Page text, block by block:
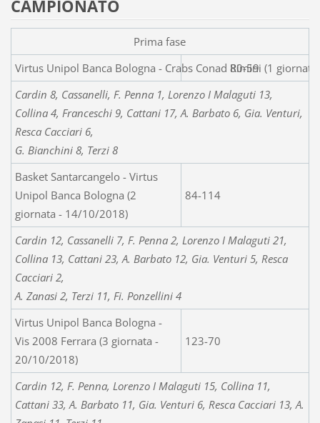
CAMPIONATO
Prima fase
Virtus Unipol Banca Bologna -
80-59
Cardin 8, Cassanelli, F. Penna 1, Lorenzo I Malaguti 13,
Collina 4, Franceschi 9, Cattani 17, A. Barbato 6, Gia. Venturi,
Resca Cacciari 6,
G. Bianchini 8, Terzi 8
Basket Santarcangelo - Virtus
Unipol Banca Bologna (2
giornata - 14/10/2018)
84-114
Cardin 12, Cassanelli 7, F. Penna 2, Lorenzo I Malaguti 21,
Collina 13, Cattani 23, A. Barbato 12, Gia. Venturi 5, Resca
Cacciari 2,
A. Zanasi 2, Terzi 11, Fi. Ponzellini 4
Virtus Unipol Banca Bologna -
Vis 2008 Ferrara (3 giornata -
20/10/2018)
123-70
Cardin 12, F. Penna, Lorenzo I Malaguti 15, Collina 11,
Cattani 33, A. Barbato 11, Gia. Venturi 6, Resca Cacciari 13, A.